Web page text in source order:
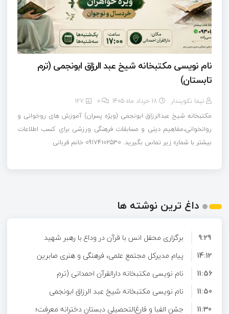
نام نویسی مکتبخانه شیخ عبد الرزاق ابونجمی (ترم
تابستان)
نیما نکوپندار 18 خرداد ماه 1405 0
127
مکتبخانه شیخ عبدالرزاق ابونجمی (ویژه پسران) آموزش های روخوانی و
روانخوانی،مفاهیم دینی و مسابقات فرهنگی ورزشی برای کسب اطلاعات
بیشتر با شماره زیر تماس بگیرید. 09174102530 خانم قربانی
داغ ترین نوشته ها
برگزاری محفل انس با قرآن در وداع با رهبر شهید
9:29
پیام مدیرکل مجتمع علمی، فرهنگی و هنری صابرین
خنج به مناسبت آغاز فعالیت مکتبخانه‌های قرآنی
ترم تابستان
14:12
نام نویسی مکتبخانه دارالقرآن احمدانی (ترم
تابستان)
11:56
نام نویسی مکتبخانه شیخ عبد الرزاق ابونجمی
(ترم تابستان)
11:50
جشن الفبا و فارغ‌التحصیلی دبستان دخترانه معرفت؛
11:30